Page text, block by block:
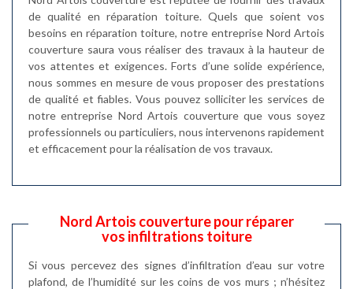
de qualité en réparation toiture. Quels que soient vos
besoins en réparation toiture, notre entreprise Nord Artois
couverture saura vous réaliser des travaux à la hauteur de
vos attentes et exigences. Forts d’une solide expérience,
nous sommes en mesure de vous proposer des prestations
de qualité et fiables. Vous pouvez solliciter les services de
notre entreprise Nord Artois couverture que vous soyez
professionnels ou particuliers, nous intervenons rapidement
et efficacement pour la réalisation de vos travaux.
Nord Artois couverture pour réparer
vos infiltrations toiture
Si vous percevez des signes d’infiltration d’eau sur votre
plafond, de l’humidité sur les coins de vos murs ; n’hésitez